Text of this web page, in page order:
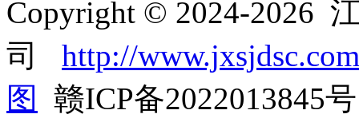
Copyright © 2024-2026
司 http://www.jxsjdsc.com
图
赣ICP备2022013845号